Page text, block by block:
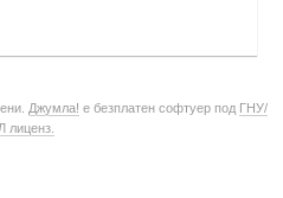
Джумла! е безплатен софтуер под ГНУ/
лиценз.